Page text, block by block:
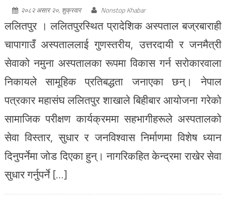
२०८२ असार २०, शुक्रवार Nonstop Khabar
ललितपुर । ललितपुरस्थित प्रादेशिक अस्पताल बज्रबाराही
चापागाउँ अस्पताललाई गुणस्तरीय, उत्तरदायी र जनमैत्री
सेवाको नमुना अस्पतालका रूपमा विकास गर्न सरोकारवाला
निकायले सामूहिक प्रतिबद्धता जनाएका छन्। नेपाल
पत्रकार महासंघ ललितपुर शाखाले बिहीबार आयोजना गरेको
सामाजिक परीक्षण कार्यक्रममा सहभागीहरूले अस्पतालको
सेवा विस्तार, सुधार र जनविश्वास निर्माणमा विशेष ध्यान
दिनुपर्नेमा जोड दिएका हुन्। नागरिकहित केन्द्रमा राखेर सेवा
सुधार गर्नुपर्ने […]